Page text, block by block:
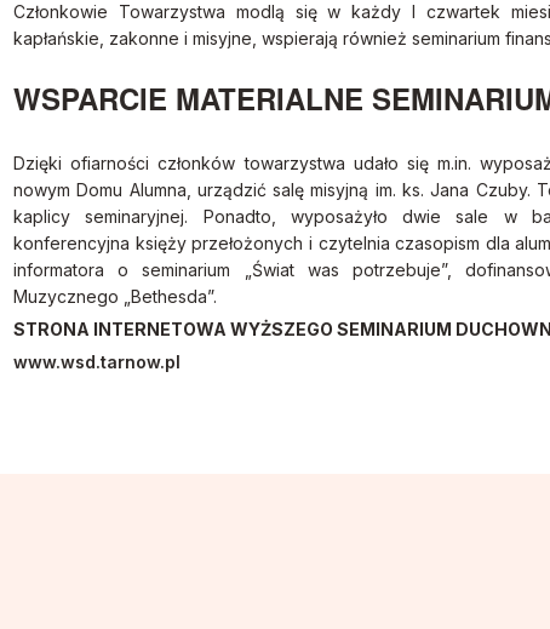
Członkowie Towarzystwa modlą się w każdy I czwartek
kapłańskie, zakonne i misyjne, wspierają również seminarium
WSPARCIE MATERIALNE
Dzięki ofiarności członków towarzystwa udało się m.in.
nowym Domu Alumna, urządzić salę misyjną im. ks. Jana Czuby.
kaplicy seminaryjnej. Ponadto, wyposażyło dwie sale w
konferencyjna księży przełożonych i czytelnia czasopism dla
informatora o seminarium „Świat was potrzebuje”,
Muzycznego „Bethesda”.
STRONA INTERNETOWA WYŻSZEGO SEMINARIUM
www.wsd.tarnow.pl